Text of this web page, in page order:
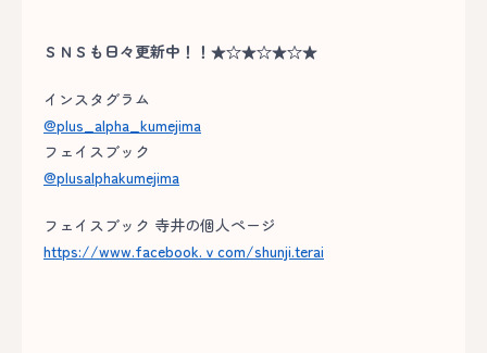
ＳＮＳも日々更新中！！★☆★☆★☆★
インスタグラム
@plus_alpha_kumejima
フェイスブック
@plusalphakumejima
フェイスブック 寺井の個人ページ
https://www.facebook.ｖcom/shunji.terai